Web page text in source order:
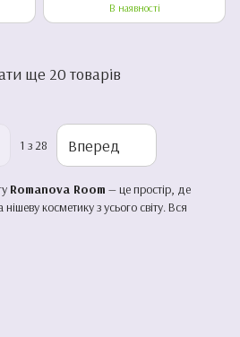
В наявності
ще 20 товарів
1 з 28 Вперед
Romanova Room — це простір, де
косметику з усього світу. Вся